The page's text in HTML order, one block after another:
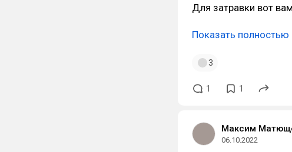
Для затравки вот
Показать полностью
3
1 1
Максим
06.10.2022